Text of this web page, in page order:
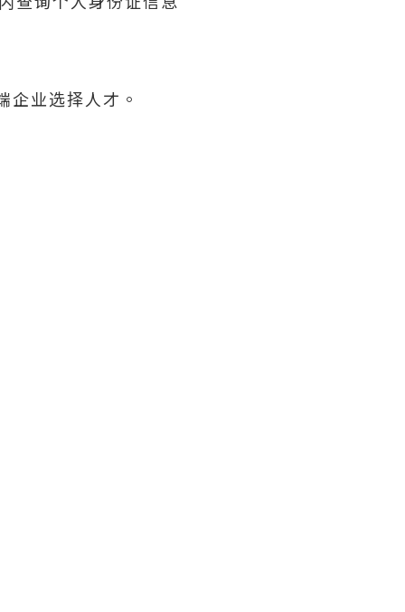
业选择人才。